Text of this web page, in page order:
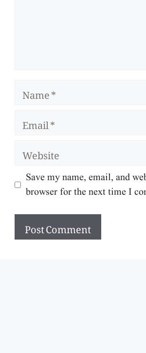
Save my name, email, and
browser for the next time I